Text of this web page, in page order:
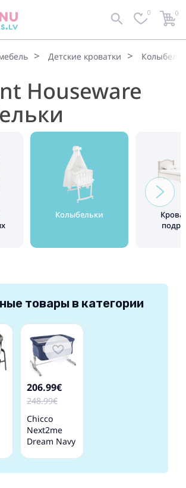
0 0
Детские кроватки
Houseware
Колыбельки
товары в категории
206.99€
248.99€
Chicco
Next2me
Dream Navy
колыбель